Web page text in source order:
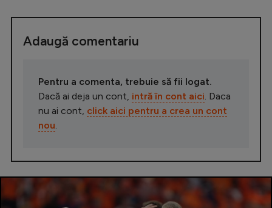
Adaugă comentariu
Pentru a comenta, trebuie să fii logat.
Dacă ai deja un cont, intră în cont aici . Daca
nu ai cont, click aici pentru a crea un cont
nou